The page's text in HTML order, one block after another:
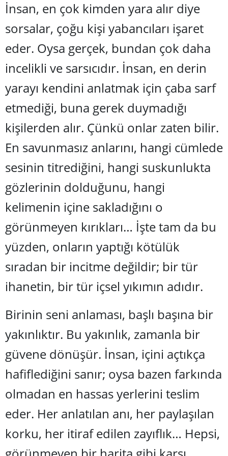
Bilecik
Bingöl
Bitlis
Bolu
Burdur
Bursa
Çankırı
Edirne
Elazığ
Erzincan
Eskişehir
Hatay
Isparta
İnsan, en çok kimden yara alır diye
sorsalar, çoğu kişi yabancıları işaret
eder. Oysa gerçek, bundan çok daha
incelikli ve sarsıcıdır. İnsan, en derin
yarayı kendini anlatmak için çaba sarf
etmediği, buna gerek duymadığı
kişilerden alır. Çünkü onlar zaten bilir.
En savunmasız anlarını, hangi cümlede
sesinin titrediğini, hangi suskunlukta
gözlerinin dolduğunu, hangi
kelimenin içine sakladığını o
görünmeyen kırıkları… İşte tam da bu
yüzden, onların yaptığı kötülük
sıradan bir incitme değildir; bir tür
ihanetin, bir tür içsel yıkımın adıdır.
Birinin seni anlaması, başlı başına bir
yakınlıktır. Bu yakınlık, zamanla bir
güvene dönüşür. İnsan, içini açtıkça
hafiflediğini sanır; oysa bazen farkında
olmadan en hassas yerlerini teslim
eder. Her anlatılan anı, her paylaşılan
korku, her itiraf edilen zayıflık… Hepsi,